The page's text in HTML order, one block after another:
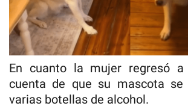
En cuanto la mujer regresó
cuenta de que su mascota se
varias botellas de alcohol.